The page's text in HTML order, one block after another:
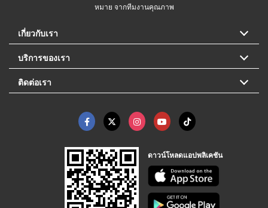
หมาย จากทีมงานคุณภาพ
เกี่ยวกับเรา
บริการของเรา
ติดต่อเรา
ดาวน์โหลดแอปพลิเคชัน